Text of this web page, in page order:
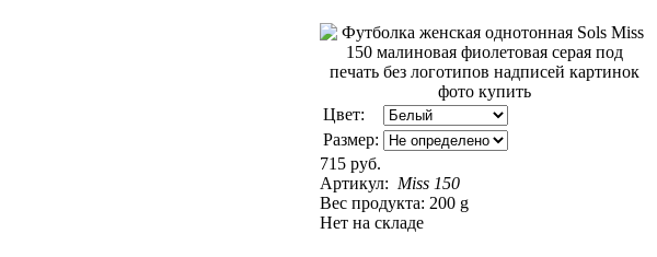
Цвет:
Размер:
715 руб.
Артикул: Miss 150
Вес продукта: 200 g
Нет на складе